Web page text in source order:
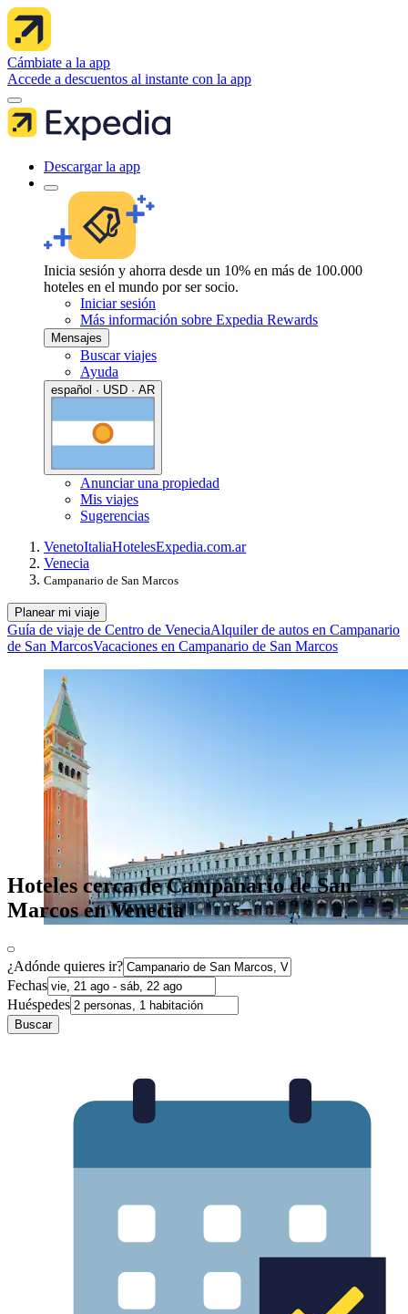
Cámbiate a la app
Accede a descuentos al instante con la app
Descargar la app
Inicia sesión y ahorra desde un 10% en más de 100.000
hoteles en el mundo por ser socio.
Iniciar sesión
Más información sobre Expedia Rewards
Mensajes
Buscar viajes
Ayuda
español · USD · AR
Anunciar una propiedad
Mis viajes
Sugerencias
VenetoItaliaHotelesExpedia.com.ar
Venecia
Campanario de San Marcos
Planear mi viaje
Guía de viaje de Centro de VeneciaAlquiler de autos en Campanario
de San MarcosVacaciones en Campanario de San Marcos
Hoteles cerca de Campanario de San
Marcos en Venecia
¿Adónde quieres ir?
Fechas
Huéspedes
Buscar